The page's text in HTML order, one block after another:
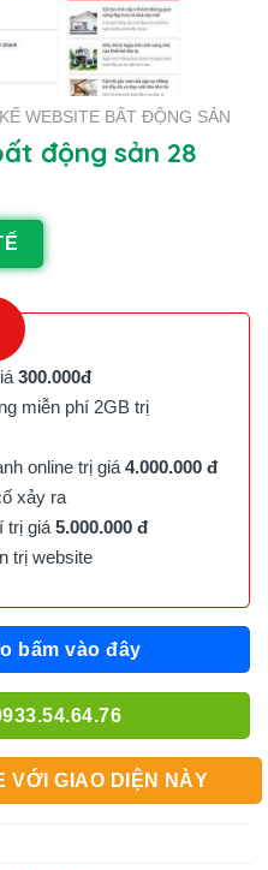
WEBSITE BẤT ĐỘNG SẢN
động sản 28
300.000đ
miễn phí 2GB trị
online trị giá 4.000.000 đ
xảy ra
trị giá 5.000.000 đ
trị website
bấm vào đây
VỚI GIAO DIỆN NÀY